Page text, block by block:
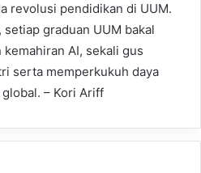
revolusi pendidikan di UUM.
graduan UUM bakal
AI, sekali gus
serta memperkukuh daya
– Kori Ariff